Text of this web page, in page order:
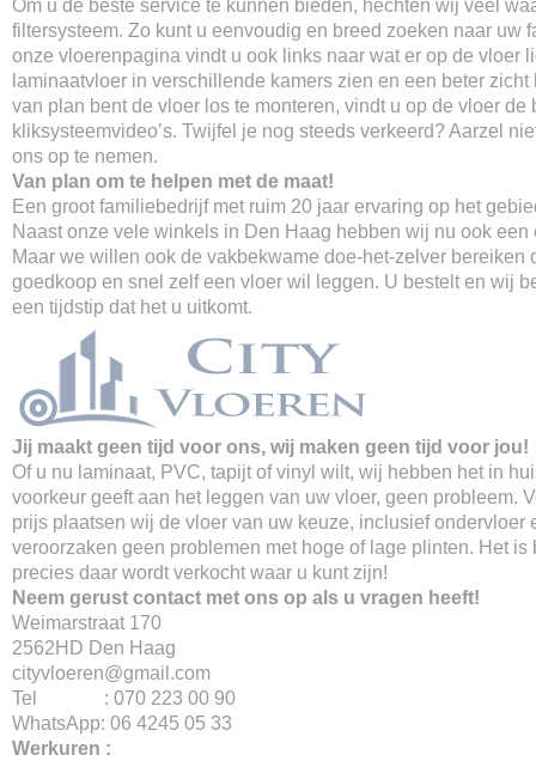
Om u de beste service te kunnen bieden, hechten wij veel
filtersysteem. Zo kunt u eenvoudig en breed zoeken naar uw
onze vloerenpagina vindt u ook links naar wat er op de vloer
laminaatvloer in verschillende kamers zien en een beter zicht
van plan bent de vloer los te monteren, vindt u op de vloer de
kliksysteemvideo’s. Twijfel je nog steeds verkeerd? Aarzel
ons op te nemen.
Van plan om te helpen met de maat!
Een groot familiebedrijf met ruim 20 jaar ervaring op het
Naast onze vele winkels in Den Haag hebben wij nu ook
Maar we willen ook de vakbekwame doe-het-zelver bereiken
goedkoop en snel zelf een vloer wil leggen. U bestelt en wij
een tijdstip dat het u uitkomt.
Jij maakt geen tijd voor ons, wij maken geen tijd voor jou!
Of u nu laminaat, PVC, tapijt of vinyl wilt, wij hebben het in
voorkeur geeft aan het leggen van uw vloer, geen probleem.
prijs plaatsen wij de vloer van uw keuze, inclusief ondervloer
veroorzaken geen problemen met hoge of lage plinten. Het is
precies daar wordt verkocht waar u kunt zijn!
Neem gerust contact met ons op als u vragen heeft!
Weimarstraat 170
2562HD Den Haag
cityvloeren@gmail.com
Tel : 070 223 00 90
WhatsApp: 06 4245 05 33
Werkuren :